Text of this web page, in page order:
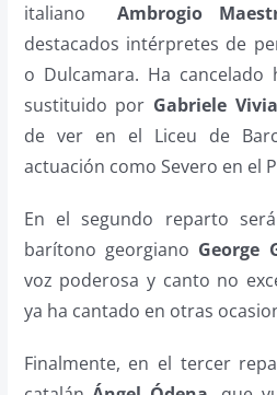
italiano Ambrogio
destacados intérpretes de
o Dulcamara. Ha cancelado
sustituido por Gabriele
de ver en el Liceu de
actuación como Severo en el
En el segundo reparto
barítono georgiano George
voz poderosa y canto no
ya ha cantado en otras
Finalmente, en el tercer